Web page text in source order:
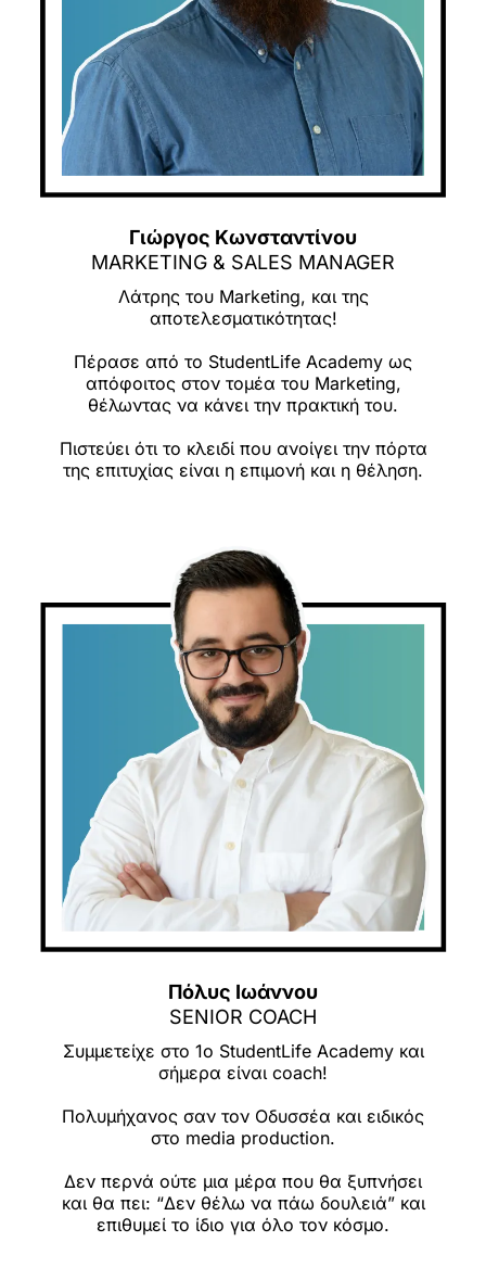
Γιώργος Κωνσταντίνου
MARKETING & SALES MANAGER
Λάτρης του Marketing, και της
αποτελεσματικότητας!
Πέρασε από το StudentLife Academy ως
απόφοιτος στον τομέα του Marketing,
θέλωντας να κάνει την πρακτική του.
Πιστεύει ότι το κλειδί που ανοίγει την πόρτα
της επιτυχίας είναι η επιμονή και η θέληση.
Πόλυς Ιωάννου
SENIOR COACH
Συμμετείχε στο 1ο StudentLife Academy και
σήμερα είναι coach!
Πολυμήχανος σαν τον Οδυσσέα και ειδικός
στο media production.
Δεν περνά ούτε μια μέρα που θα ξυπνήσει
και θα πει: “Δεν θέλω να πάω δουλειά” και
επιθυμεί το ίδιο για όλο τον κόσμο.